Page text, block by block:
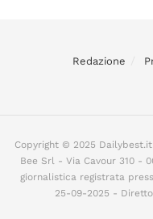
Redazione
Copyright © 2025
Bee Srl - Via Cavour 310 -
giornalistica registrata
25-09-2025 -